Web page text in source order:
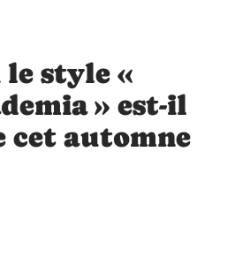
style «
» est-il
cet automne